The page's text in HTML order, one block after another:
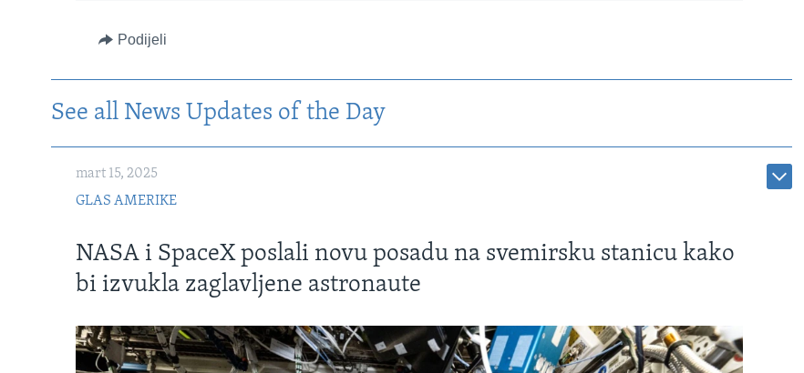
Podijeli
See all News Updates of the Day
mart 15, 2025
GLAS AMERIKE
NASA i SpaceX poslali novu posadu na svemirsku stanicu kako
bi izvukla zaglavljene astronaute